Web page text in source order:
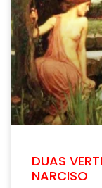
DUAS
NARCISO